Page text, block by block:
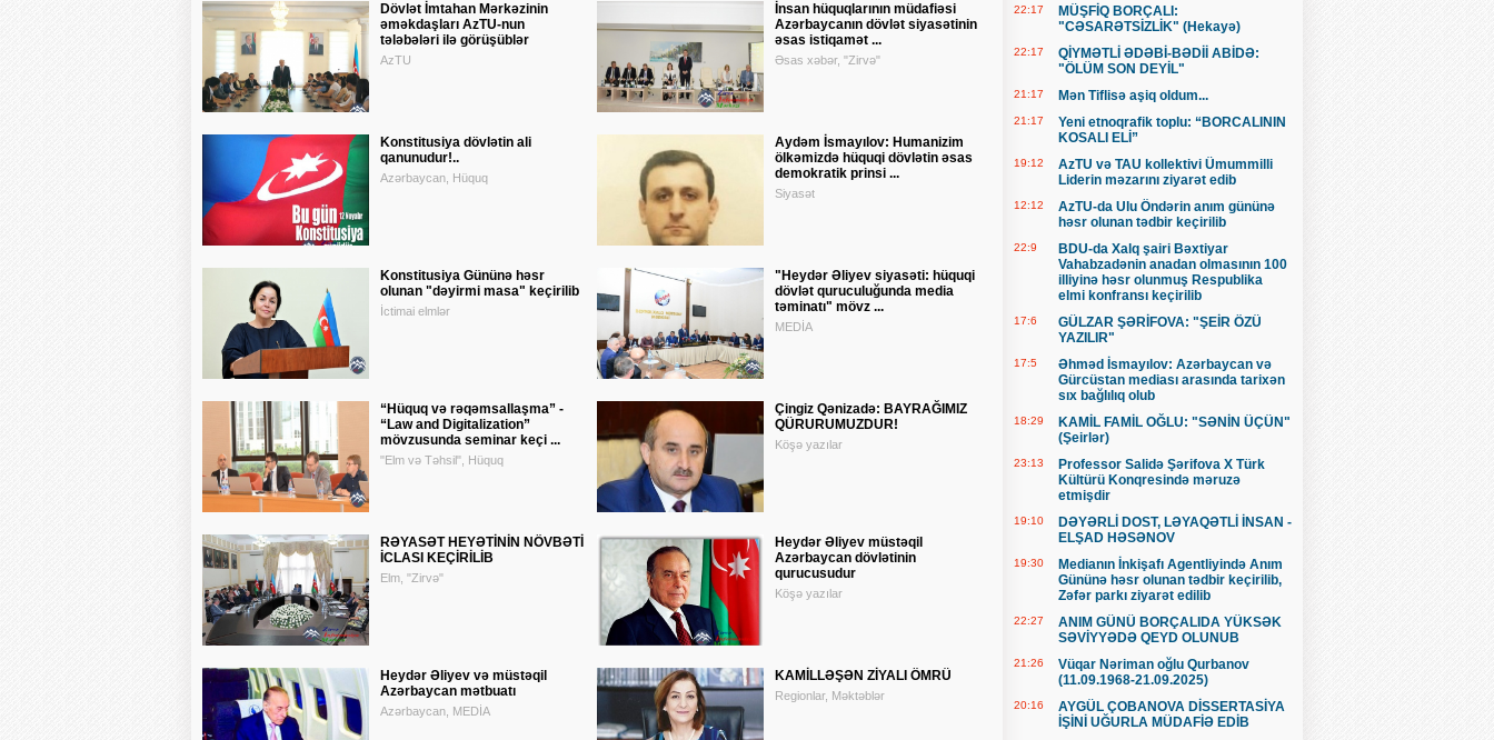
Dövlət İmtahan Mərkəzinin
əməkdaşları AzTU-nun
tələbələri ilə görüşüblər
AzTU
İnsan hüquqlarının müdafiəsi
Azərbaycanın dövlət siyasətinin
əsas istiqamət ...
Əsas xəbər, "Zirvə"
Konstitusiya dövlətin ali
qanunudur!..
Azərbaycan, Hüquq
Aydəm İsmayılov: Humanizim
ölkəmizdə hüquqi dövlətin əsas
demokratik prinsi ...
Siyasət
Konstitusiya Gününə həsr
olunan "dəyirmi masa" keçirilib
İctimai elmlər
"Heydər Əliyev siyasəti: hüquqi
dövlət quruculuğunda media
təminatı" mövz ...
MEDİA
“Hüquq və rəqəmsallaşma” -
“Law and Digitalization”
mövzusunda seminar keçi ...
"Elm və Təhsil", Hüquq
Çingiz Qənizadə: BAYRAĞIMIZ
QÜRURUMUZDUR!
Köşə yazılar
RƏYASƏT HEYƏTİNİN NÖVBƏTİ
İCLASI KEÇİRİLİB
Elm, "Zirvə"
Heydər Əliyev müstəqil
Azərbaycan dövlətinin
qurucusudur
Köşə yazılar
Heydər Əliyev və müstəqil
Azərbaycan mətbuatı
Azərbaycan, MEDİA
KAMİLLƏŞƏN ZİYALI ÖMRÜ
Regionlar, Məktəblər
22:17
MÜŞFİQ BORÇALI:
"CƏSARƏTSİZLİK" (Hekayə)
22:17
QİYMƏTLİ ƏDƏBİ-BƏDİİ ABİDƏ:
"ÖLÜM SON DEYİL"
21:17 Mən Tiflisə aşiq oldum...
21:17
Yeni etnoqrafik toplu: “BORCALININ
KOSALI ELİ”
19:12
AzTU və TAU kollektivi Ümummilli
Liderin məzarını ziyarət edib
12:12
AzTU-da Ulu Öndərin anım gününə
həsr olunan tədbir keçirilib
22:9
BDU-da Xalq şairi Bəxtiyar
Vahabzadənin anadan olmasının 100
illiyinə həsr olunmuş Respublika
elmi konfransı keçirilib
17:6
GÜLZAR ŞƏRİFOVA: "ŞEİR ÖZÜ
YAZILIR"
17:5
Əhməd İsmayılov: Azərbaycan və
Gürcüstan mediası arasında tarixən
sıx bağlılıq olub
18:29
KAMİL FAMİL OĞLU: "SƏNİN ÜÇÜN"
(Şeirlər)
23:13
Professor Salidə Şərifova X Türk
Kültürü Konqresində məruzə
etmişdir
19:10
DƏYƏRLİ DOST, LƏYAQƏTLİ İNSAN -
ELŞAD HƏSƏNOV
19:30
Medianın İnkişafı Agentliyində Anım
Gününə həsr olunan tədbir keçirilib,
Zəfər parkı ziyarət edilib
22:27
ANIM GÜNÜ BORÇALIDA YÜKSƏK
SƏVİYYƏDƏ QEYD OLUNUB
21:26
Vüqar Nəriman oğlu Qurbanov
(11.09.1968-21.09.2025)
20:16
AYGÜL ÇOBANOVA DİSSERTASİYA
İŞİNİ UĞURLA MÜDAFİƏ EDİB